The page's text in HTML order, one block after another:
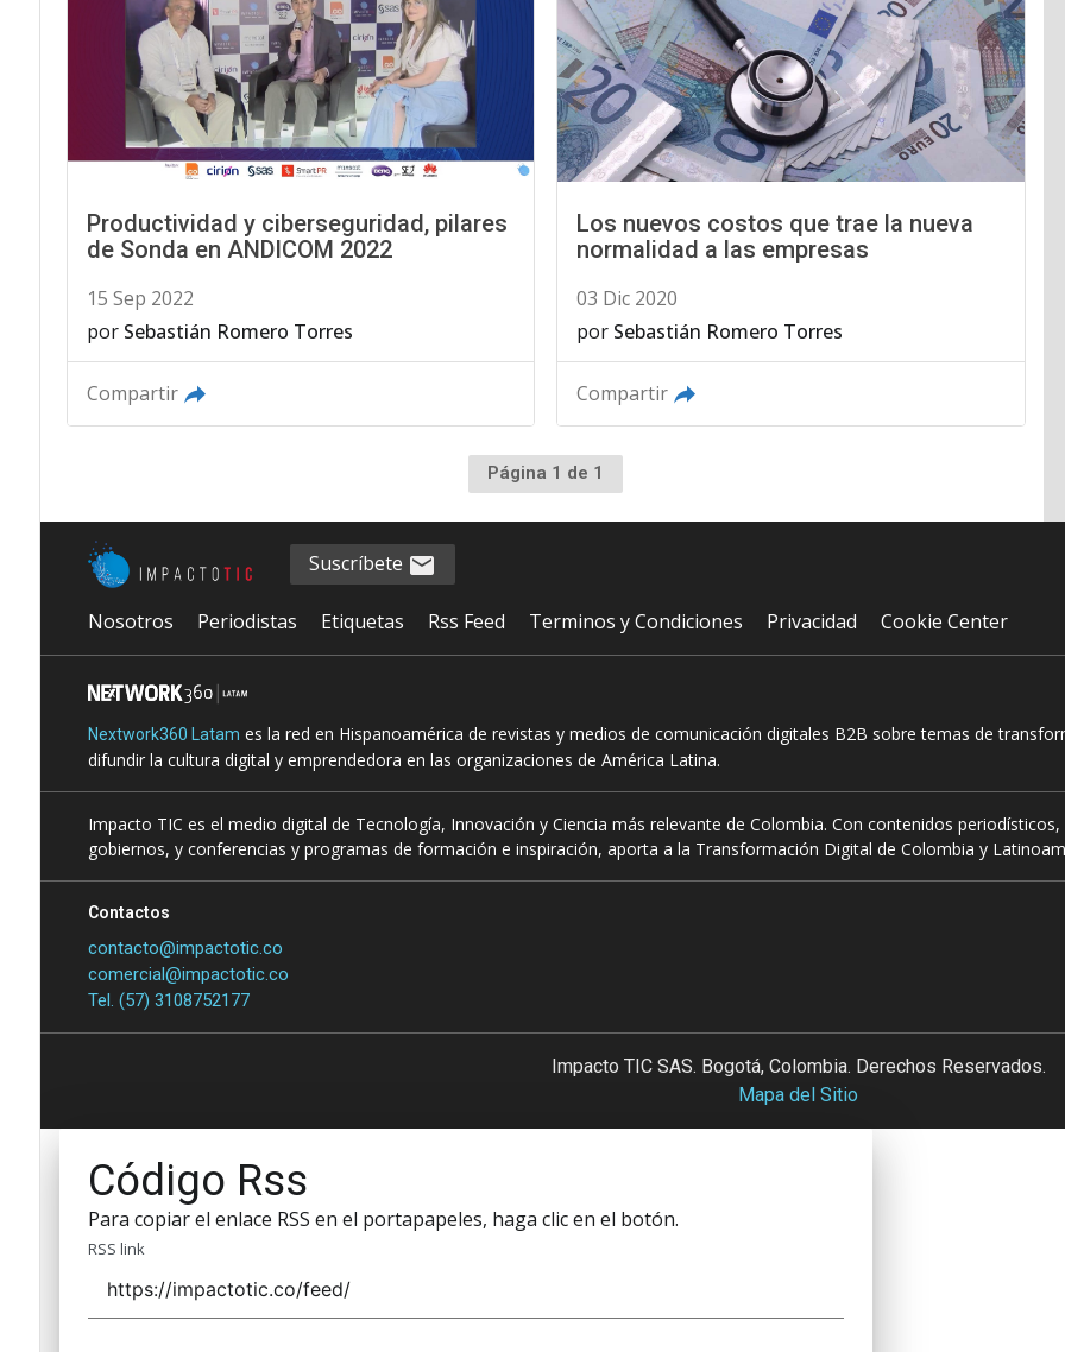
Productividad y ciberseguridad, pilares
de Sonda en ANDICOM 2022
15 Sep 2022
por Sebastián Romero Torres
Compartir
Los nuevos costos que trae la nueva
normalidad a las empresas
03 Dic 2020
por Sebastián Romero Torres
Compartir
Página 1 de 1
Suscríbete
Nosotros Periodistas Etiquetas Rss Feed Terminos y Condiciones Privacidad Cookie Center
Nextwork360 Latam es la red en Hispanoamérica de revistas y medios de comunicación digitales B2B sobre temas de
difundir la cultura digital y emprendedora en las organizaciones de América Latina.
Impacto TIC es el medio digital de Tecnología, Innovación y Ciencia más relevante de Colombia. Con contenidos
gobiernos, y conferencias y programas de formación e inspiración, aporta a la Transformación Digital de Colombia y
Contactos
contacto@impactotic.co
comercial@impactotic.co
Tel. (57) 3108752177
Impacto TIC SAS. Bogotá, Colombia. Derechos Reservados.
Mapa del Sitio
Código Rss
Para copiar el enlace RSS en el portapapeles, haga clic en el botón.
RSS link